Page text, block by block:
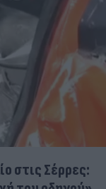
στις Σέρρες: